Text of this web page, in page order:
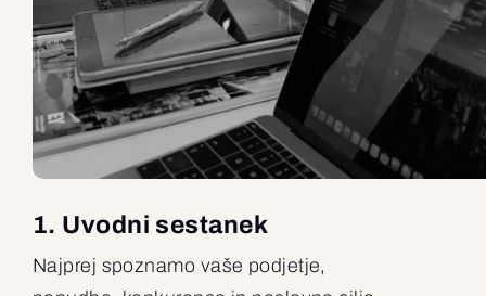
1. Uvodni sestanek
Najprej spoznamo vaše podjetje,